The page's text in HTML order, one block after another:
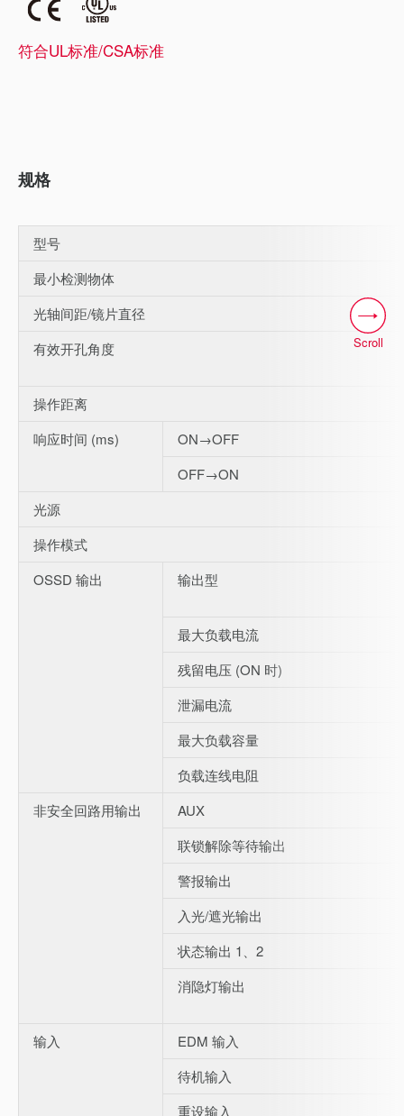
符合UL标准/CSA标准
规格
型号
最小检测物体
光轴间距/镜片直径
有效开孔角度
操作距离
响应时间 (ms)
ON→OFF
OFF→ON
光源
操作模式
OSSD 输出
输出型
最大负载电流
残留电压 (ON 时)
泄漏电流
最大负载容量
负载连线电阻
非安全回路用输出
AUX
联锁解除等待输出
警报输出
入光/遮光输出
状态输出 1、2
消隐灯输出
输入
EDM 输入
待机输入
重设输入
Scroll